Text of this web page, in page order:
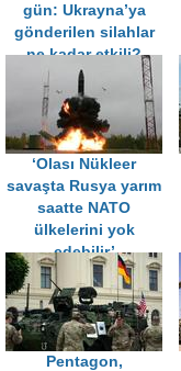
gün: Ukrayna’ya
gönderilen silahlar
ne kadar etkili?
‘Olası Nükleer
savaşta Rusya yarım
saatte NATO
ülkelerini yok
edebilir’
Pentagon,